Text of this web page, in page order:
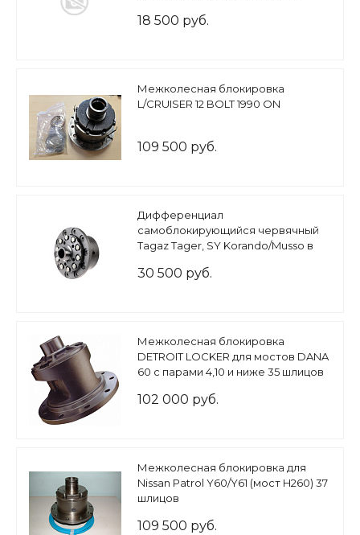
18 500 руб.
Межколесная блокировка
L/CRUISER 12 BOLT 1990 ON
109 500 руб.
Дифференциал
самоблокирующийся червячный
Tagaz Tager, SY Korando/Musso в
30 500 руб.
Межколесная блокировка
DETROIT LOCKER для мостов DANA
60 с парами 4,10 и ниже 35 шлицов
102 000 руб.
Межколесная блокировка для
Nissan Patrol Y60/Y61 (мост H260) 37
шлицов
109 500 руб.